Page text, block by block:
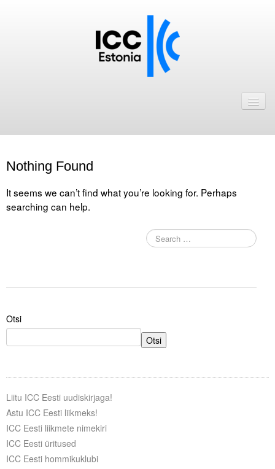
ICC Eesti liikmebaas
Liikmete pakkumised
Publikatsioonid
Arvamus
Viidad
ICC WBO
ICC komisjonid
Digiraamatukogu
Nothing Found
It seems we can’t find what you’re looking for. Perhaps
searching can help.
Otsi
Otsi
Liitu ICC Eesti uudiskirjaga!
Astu ICC Eesti liikmeks!
ICC Eesti liikmete nimekiri
ICC Eesti üritused
ICC Eesti hommikuklubi